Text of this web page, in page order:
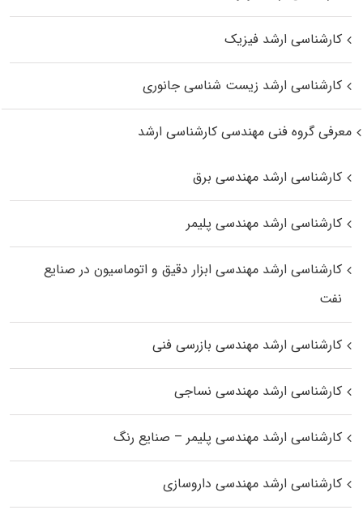
کارشناسی ارشد فیزیک
کارشناسی ارشد زیست‌ شناسی جانوری
معرفی گروه فنی مهندسی کارشناسی ارشد
کارشناسی ارشد مهندسی برق
کارشناسی ارشد مهندسی پلیمر
کارشناسی ارشد مهندسی ابزار دقیق و اتوماسیون در صنایع
نفت
کارشناسی ارشد مهندسی بازرسی فنی
کارشناسی ارشد مهندسی نساجی
کارشناسی ارشد مهندسی پلیمر – صنایع رنگ
کارشناسی ارشد مهندسی داروسازی